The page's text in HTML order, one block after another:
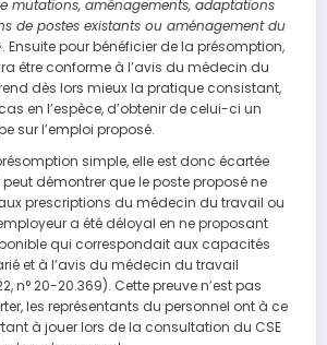
mutations, aménagements, adaptations
de postes existants ou aménagement du
Ensuite pour bénéficier de la présomption,
être conforme à l’avis du médecin du
dès lors mieux la pratique consistant,
en l’espèce, d’obtenir de celui-ci un
sur l’emploi proposé.
simple, elle est donc écartée
démontrer que le poste proposé ne
prescriptions du médecin du travail ou
a été déloyal en ne proposant
qui correspondait aux capacités
et à l’avis du médecin du travail
n° 20-20.369). Cette preuve n’est pas
les représentants du personnel ont à ce
à jouer lors de la consultation du CSE